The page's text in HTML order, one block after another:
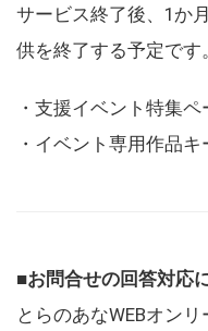
サービス終了後、1か
供を終了する予定です。
・支援イベント特集ペ
・イベント専用作品
■お問合せの回答対応
とらのあなWEBオン